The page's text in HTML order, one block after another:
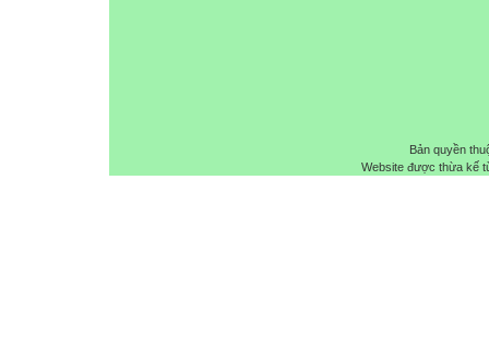
Bản quyền
Website được thừa kế